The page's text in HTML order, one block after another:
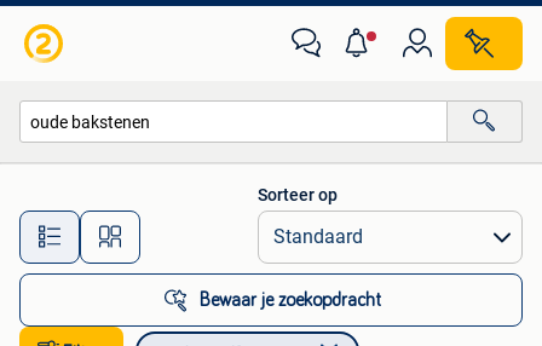
Alle afstanden…
Sorteer op
Bewaar je zoekopdracht